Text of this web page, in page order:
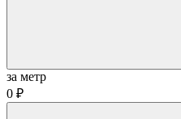
за метр
0 ₽